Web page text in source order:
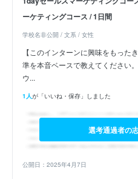
ーケティングコース / 1日間
学校名非公開 / 文系 / 女性
【このインターンに興味をもった
準を本音ベースで教えてください
ウ...
1人が「いいね・保存」しました
選考通過者の
公開日：2025年4月7日